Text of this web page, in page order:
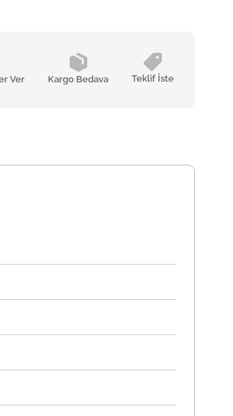
Ver Kargo Bedava Teklif İste